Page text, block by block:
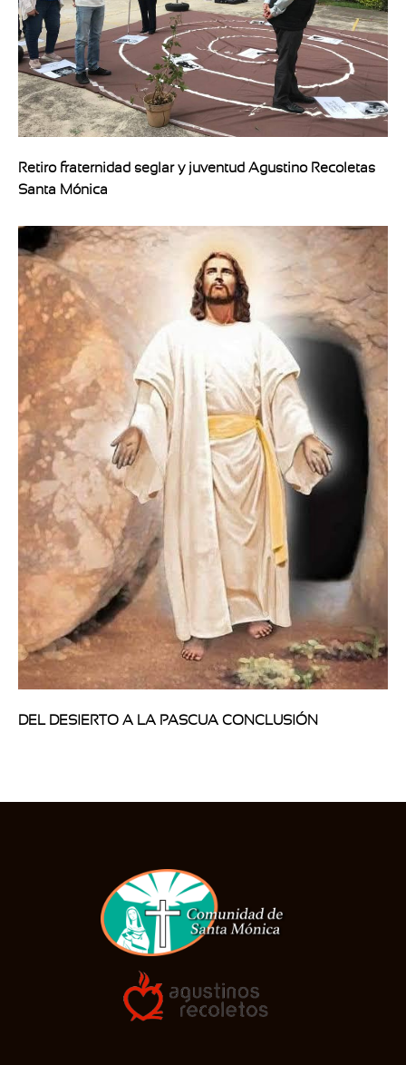
Retiro fraternidad seglar y juventud Agustino Recoletas
Santa Mónica
DEL DESIERTO A LA PASCUA CONCLUSIÓN